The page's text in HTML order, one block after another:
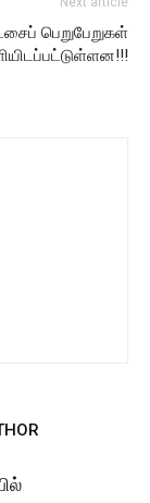
பெறுபேறுகள்